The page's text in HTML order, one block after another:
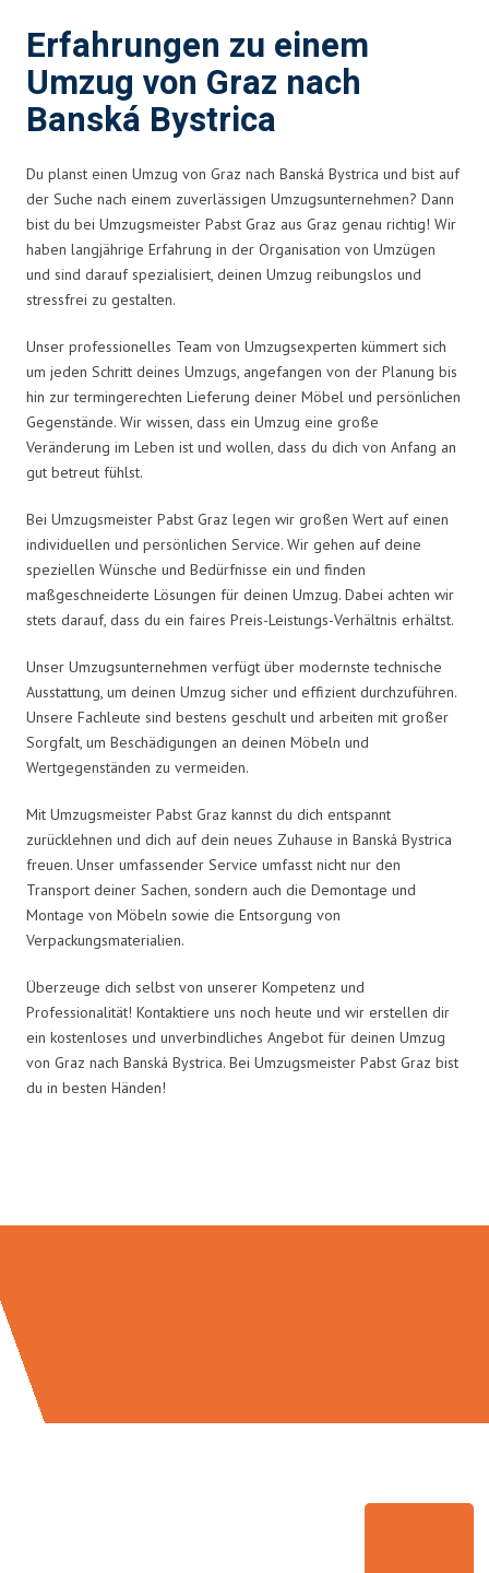
Erfahrungen zu einem
Umzug von Graz nach
Banská Bystrica
Du planst einen Umzug von Graz nach Banská Bystrica und bist auf
der Suche nach einem zuverlässigen Umzugsunternehmen? Dann
bist du bei Umzugsmeister Pabst Graz aus Graz genau richtig! Wir
haben langjährige Erfahrung in der Organisation von Umzügen
und sind darauf spezialisiert, deinen Umzug reibungslos und
stressfrei zu gestalten.
Unser professionelles Team von Umzugsexperten kümmert sich
um jeden Schritt deines Umzugs, angefangen von der Planung bis
hin zur termingerechten Lieferung deiner Möbel und persönlichen
Gegenstände. Wir wissen, dass ein Umzug eine große
Veränderung im Leben ist und wollen, dass du dich von Anfang an
gut betreut fühlst.
Bei Umzugsmeister Pabst Graz legen wir großen Wert auf einen
individuellen und persönlichen Service. Wir gehen auf deine
speziellen Wünsche und Bedürfnisse ein und finden
maßgeschneiderte Lösungen für deinen Umzug. Dabei achten wir
stets darauf, dass du ein faires Preis-Leistungs-Verhältnis erhältst.
Unser Umzugsunternehmen verfügt über modernste technische
Ausstattung, um deinen Umzug sicher und effizient durchzuführen.
Unsere Fachleute sind bestens geschult und arbeiten mit großer
Sorgfalt, um Beschädigungen an deinen Möbeln und
Wertgegenständen zu vermeiden.
Mit Umzugsmeister Pabst Graz kannst du dich entspannt
zurücklehnen und dich auf dein neues Zuhause in Banská Bystrica
freuen. Unser umfassender Service umfasst nicht nur den
Transport deiner Sachen, sondern auch die Demontage und
Montage von Möbeln sowie die Entsorgung von
Verpackungsmaterialien.
Überzeuge dich selbst von unserer Kompetenz und
Professionalität! Kontaktiere uns noch heute und wir erstellen dir
ein kostenloses und unverbindliches Angebot für deinen Umzug
von Graz nach Banská Bystrica. Bei Umzugsmeister Pabst Graz bist
du in besten Händen!